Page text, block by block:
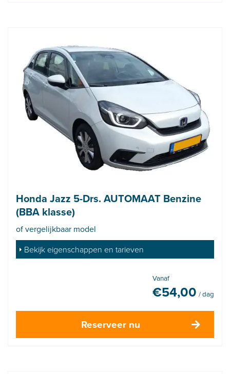
Honda Jazz 5-Drs. AUTOMAAT Benzine
(BBA klasse)
of vergelijkbaar model
Bekijk eigenschappen en tarieven
Vanaf
€54,00 / dag
Reserveer nu